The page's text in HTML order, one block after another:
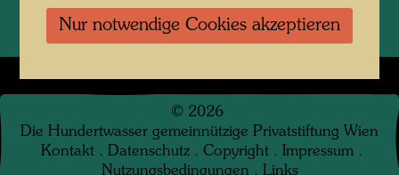
© 2026
Die Hundertwasser gemeinnützige Privatstiftung Wien
Kontakt . Datenschutz . Copyright . Impressum .
Nutzungsbedingungen . Links
Nur notwendige Cookies akzeptieren